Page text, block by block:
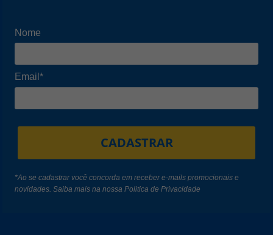
Nome
Email*
CADASTRAR
*Ao se cadastrar você concorda em receber e-mails promocionais e
novidades. Saiba mais na nossaPolitica de Privacidade